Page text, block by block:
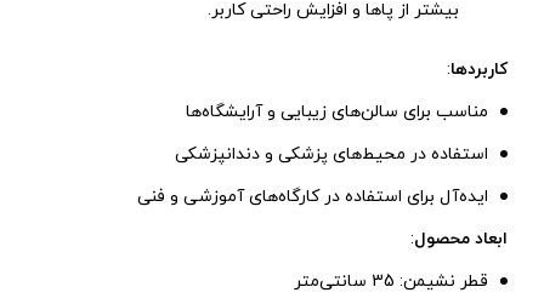
بیشتر از پاها و افزایش راحتی کاربر.
کاربردها:
مناسب برای سالن‌های زیبایی و آرایشگاه‌ها
استفاده در محیط‌های پزشکی و دندانپزشکی
ایده‌آل برای استفاده در کارگاه‌های آموزشی و فنی
ابعاد محصول:
قطر نشیمن: 35 سانتی‌متر